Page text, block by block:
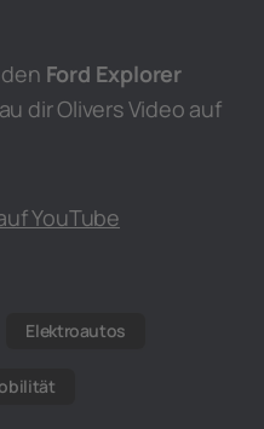
Ford Explorer
dir Olivers Video auf
YouTube
Elektroautos